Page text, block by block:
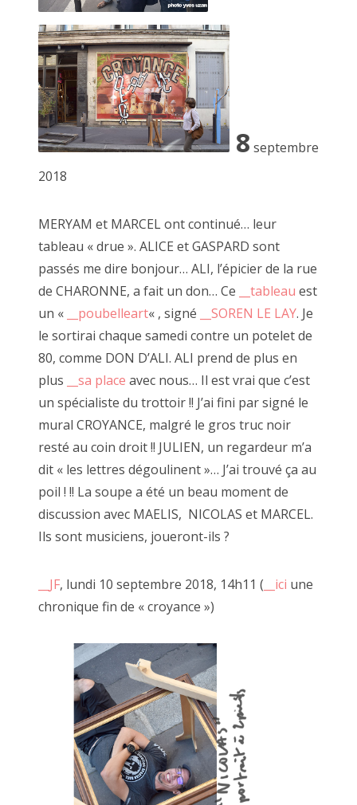
8 septembre
2018
MERYAM et MARCEL ont continué… leur
tableau « drue ». ALICE et GASPARD sont
passés me dire bonjour… ALI, l’épicier de la rue
de CHARONNE, a fait un don… Ce
__tableau est
un «
__poubelleart« , signé __SOREN LE LAY. Je
le sortirai chaque samedi contre un potelet de
80, comme DON D’ALI. ALI prend de plus en
plus
__sa place avec nous… Il est vrai que c’est
un spécialiste du trottoir !! J’ai fini par signé le
mural CROYANCE, malgré le gros truc noir
resté au coin droit !! JULIEN, un regardeur m’a
dit « les lettres dégoulinent »… J’ai trouvé ça au
poil ! !! La soupe a été un beau moment de
discussion avec MAELIS, NICOLAS et MARCEL.
Ils sont musiciens, joueront-ils ?
__JF, lundi 10 septembre 2018, 14h11 ( __ici une
chronique fin de « croyance »)
"Caméra Carton", décembre 2020
De nombreuses expériences se sont succédées grâce au
terreau fertile et aux outils mis à disposition par JF à côte.
Toutes ces "faires" et clowneries n'auraient été possible sans
cela et je ne sais pas quel chemin j'aurais emprunté si la
flamme de la création n'avait pas été ravivée par ce lieu et
tous ces gens.
Ces OU PAS, ces FAIRE DEHORS et dedans, ces jourdautrer.
JF merci, merci, merci.